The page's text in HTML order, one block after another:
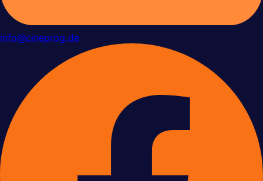
info@cineprog.de